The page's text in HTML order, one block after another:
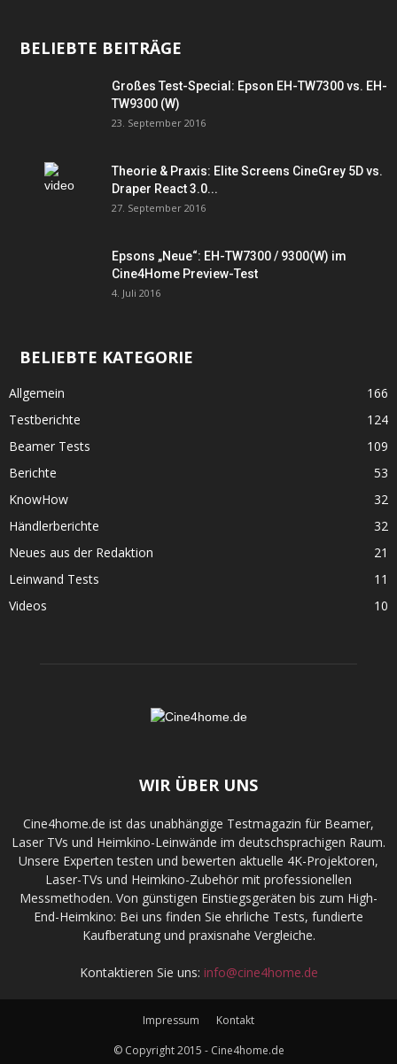
BELIEBTE BEITRÄGE
Großes Test-Special: Epson EH-TW7300 vs. EH-
TW9300 (W)
23. September 2016
Theorie & Praxis: Elite Screens CineGrey 5D vs.
Draper React 3.0...
27. September 2016
Epsons „Neue“: EH-TW7300 / 9300(W) im
Cine4Home Preview-Test
4. Juli 2016
BELIEBTE KATEGORIE
Allgemein
166
Testberichte
124
Beamer Tests
109
Berichte
53
KnowHow
32
Händlerberichte
32
Neues aus der Redaktion
21
Leinwand Tests
11
Videos
10
WIR ÜBER UNS
Cine4home.de ist das unabhängige Testmagazin für Beamer,
Laser TVs und Heimkino-Leinwände im deutschsprachigen Raum.
Unsere Experten testen und bewerten aktuelle 4K-Projektoren,
Laser-TVs und Heimkino-Zubehör mit professionellen
Messmethoden. Von günstigen Einstiegsgeräten bis zum High-
End-Heimkino: Bei uns finden Sie ehrliche Tests, fundierte
Kaufberatung und praxisnahe Vergleiche.
Kontaktieren Sie uns: info@cine4home.de
Impressum
Kontakt
© Copyright 2015 - Cine4home.de